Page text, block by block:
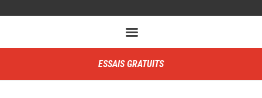
ESSAIS GRATUITS